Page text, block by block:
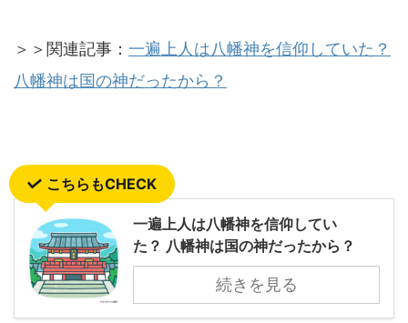
＞＞関連記事： 一遍上人は八幡神を信仰していた？
八幡神は国の神だったから？
こちらもCHECK
一遍上人は八幡神を信仰してい
た？ 八幡神は国の神だったから？
続きを見る